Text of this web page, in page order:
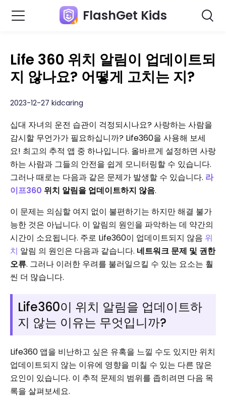
FlashGet Kids
Life 360 위치 알림이 업데이트되
지 않나요? 어떻게 고치는 지?
2023-12-27 kidcaring
십대 자녀의 운전 습관이 걱정되시나요? 사랑하는 사람을
감시할 무언가가 필요하십니까? Life360을 사용해 보세
요! 최고의 추적 앱 중 하나입니다. 올바르게 설정하면 사랑
하는 사람과 그들의 안전을 쉽게 모니터링할 수 있습니다.
그러나 때로는 다음과 같은 문제가 발생할 수 있습니다. 라
이프360 위치 알림을 업데이트하지 않음.
이 문제는 의심할 여지 없이 불편하기는 하지만 해결 불가
능한 것은 아닙니다. 이 알림의 원인을 파악하는 데 약간의
시간이 소요됩니다. 주로 Life360이 업데이트되지 않음 위
치 알림 의 원인은 다음과 같습니다. 네트워크 문제 및 권한
오류. 그러나 이러한 우려를 불러일으킬 수 있는 요소는 훨
씬 더 많습니다.
Life360이 위치 알림을 업데이트하
지 않는 이유는 무엇입니까?
Life360 앱을 비난하고 싶은 유혹을 느낄 수도 있지만 위치
업데이트되지 않는 이유에 영향을 미칠 수 있는 다른 많은
요인이 있습니다. 이 추적 문제의 범위를 좁히려면 다음 목
록을 살펴보세요.